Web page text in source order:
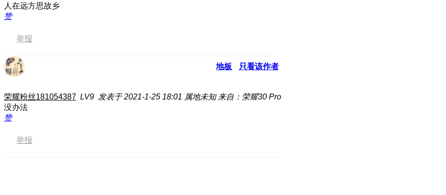
人在远方思故乡
赞
举报
地板 只看该作者
荣耀粉丝181054387 LV9 发表于 2021-1-25 18:01 属地未知 来自：荣耀30 Pro
没办法
赞
举报